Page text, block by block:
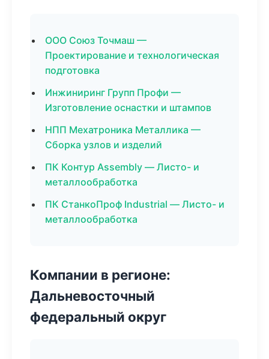
ООО Союз Точмаш —
Проектирование и технологическая
подготовка
Инжиниринг Групп Профи —
Изготовление оснастки и штампов
НПП Мехатроника Металлика —
Сборка узлов и изделий
ПК Контур Assembly — Листо- и
металлообработка
ПК СтанкоПроф Industrial — Листо- и
металлообработка
Компании в регионе:
Дальневосточный
федеральный округ